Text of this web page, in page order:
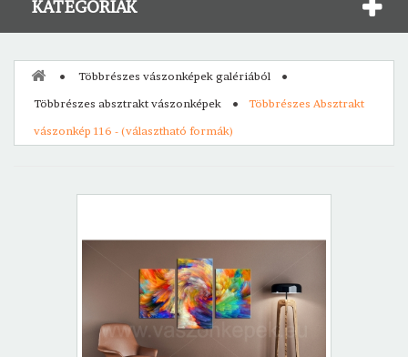
KATEGÓRIÁK
Többrészes vászonképek galériából
Többrészes absztrakt vászonképek
Többrészes Absztrakt
vászonkép 116 - (választható formák)